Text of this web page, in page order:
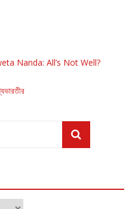
Nanda: All’s Not Well?